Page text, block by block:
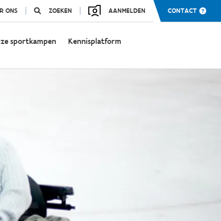
ONS ZOEKEN AANMELDEN CONTACT
sportkampen Kennisplatform